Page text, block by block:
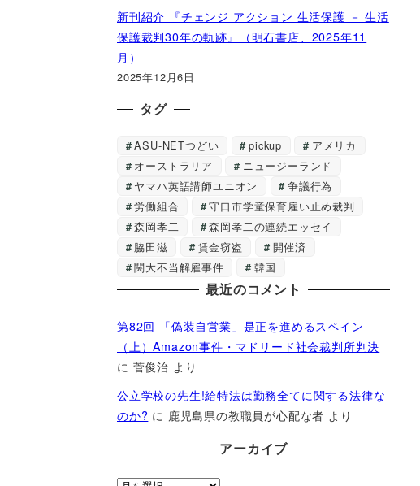
新刊紹介 『チェンジ アクション 生活保護 － 生活
保護裁判30年の軌跡』（明石書店、2025年11
月）
2025年12月6日
タグ
ASU-NETつどい pickup
アメリカ
オーストラリア
ニュージーランド
ヤマハ英語講師ユニオン
争議行為
労働組合
守口市学童保育雇い止め裁判
森岡孝二
森岡孝二の連続エッセイ
脇田滋
賃金窃盗
開催済
関大不当解雇事件
韓国
最近のコメント
第82回 「偽装自営業」是正を進めるスペイン
（上）Amazon事件・マドリード社会裁判所判決
に 菅俊治 より
公立学校の先生!給特法は勤務全てに関する法律な
のか? に 鹿児島県の教職員が心配な者 より
アーカイブ